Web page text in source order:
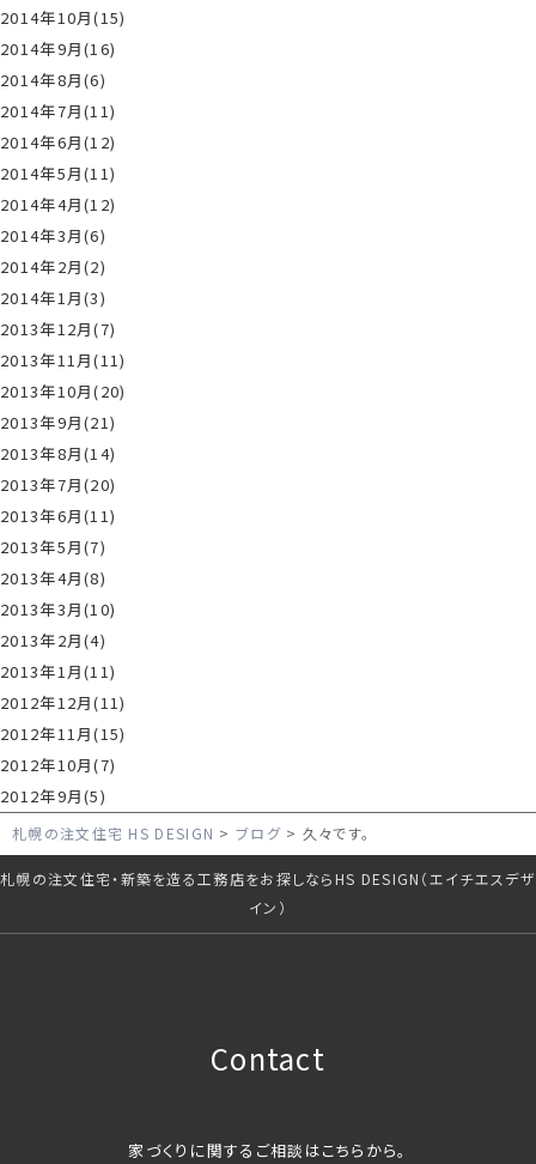
2014年10月(15)
2014年9月(16)
2014年8月(6)
2014年7月(11)
2014年6月(12)
2014年5月(11)
2014年4月(12)
2014年3月(6)
2014年2月(2)
2014年1月(3)
2013年12月(7)
2013年11月(11)
2013年10月(20)
2013年9月(21)
2013年8月(14)
2013年7月(20)
2013年6月(11)
2013年5月(7)
2013年4月(8)
2013年3月(10)
2013年2月(4)
2013年1月(11)
2012年12月(11)
2012年11月(15)
2012年10月(7)
2012年9月(5)
札幌の注文住宅 HS DESIGN ブログ 久々です。
札幌の注文住宅・新築を造る工務店をお探しならHS DESIGN（エイチエスデザ
イン）
Contact
家づくりに関するご相談はこちらから。